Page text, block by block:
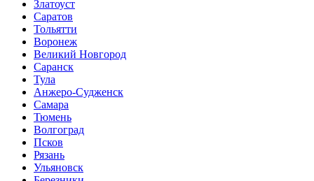
Златоуст
Саратов
Тольятти
Воронеж
Великий Новгород
Саранск
Тула
Анжеро-Судженск
Самара
Тюмень
Волгоград
Псков
Рязань
Ульяновск